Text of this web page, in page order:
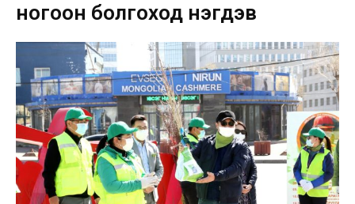
ногоон болгоход нэгдэв